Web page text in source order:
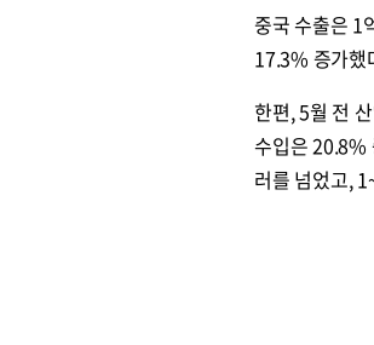
중국 수출은 1
17.3% 증가했
한편, 5월 전
수입은 20.8%
러를 넘었고,